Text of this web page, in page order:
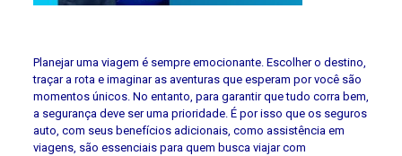
Planejar uma viagem é sempre emocionante. Escolher o destino,
traçar a rota e imaginar as aventuras que esperam por você são
momentos únicos. No entanto, para garantir que tudo corra bem,
a segurança deve ser uma prioridade. É por isso que os seguros
auto, com seus benefícios adicionais, como assistência em
viagens, são essenciais para quem busca viajar com